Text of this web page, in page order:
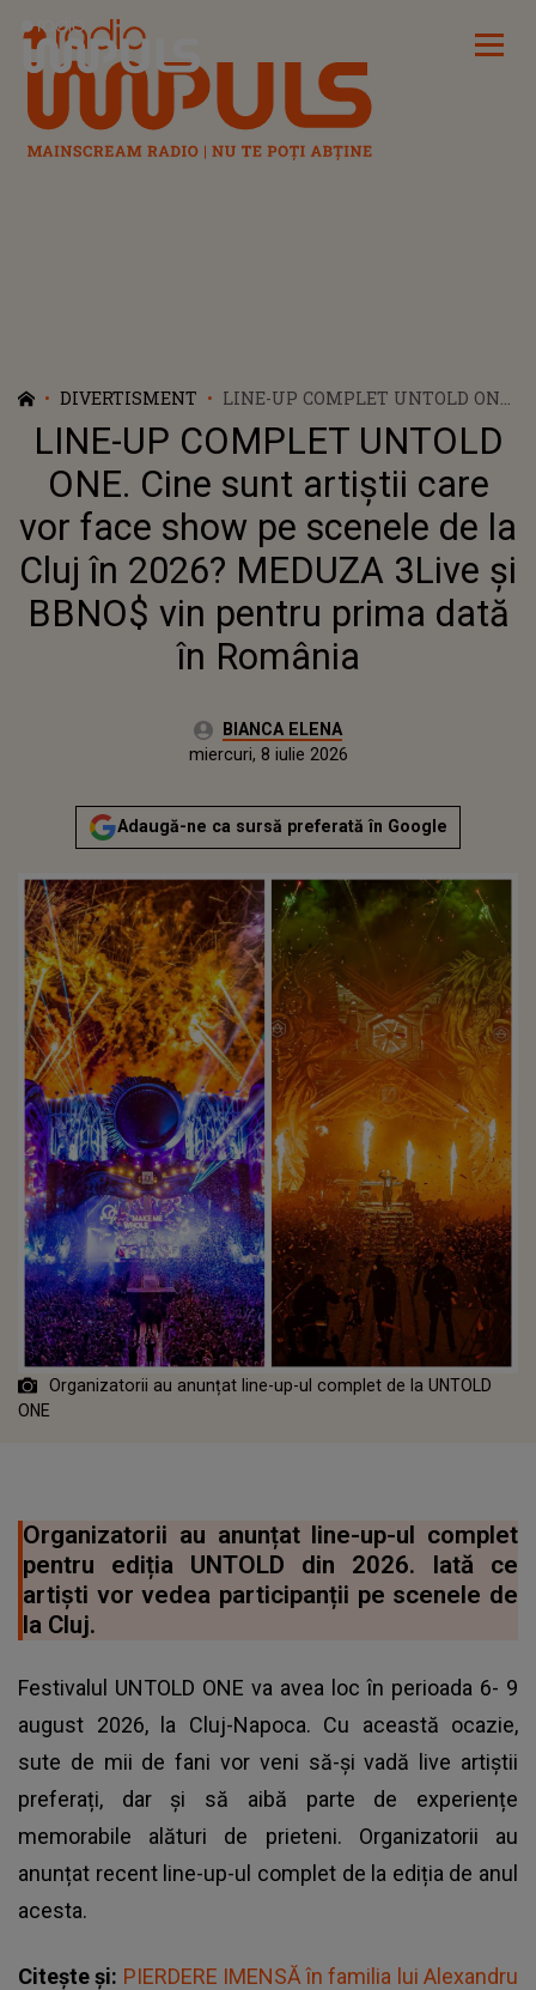
Radio Impuls
DIVERTISMENT
LINE-UP COMPLET UNTOLD ONE.
CINE SUNT ARTIȘTII CARE VOR
FACE SHOW PE SCENELE DE LA
CLUJ ÎN 2026? MEDUZA 3LIVE ŞI
BBNO$ VIN PENTRU PRIMA
DATĂ ÎN ROMÂNIA
LINE-UP COMPLET UNTOLD
ONE. Cine sunt artiștii care
vor face show pe scenele de la
Cluj în 2026? MEDUZA 3Live şi
BBNO$ vin pentru prima dată
în România
Autor:BIANCA ELENA
Publicat:
miercuri, 8 iulie 2026
Adaugă-ne ca sursă preferată în Google
Organizatorii au anunțat line-up-ul complet de la UNTOLD
ONE
Organizatorii au anunțat line-up-ul complet
pentru ediția UNTOLD din 2026. Iată ce
artiști vor vedea participanții pe scenele de
la Cluj.
Festivalul UNTOLD ONE va avea loc în perioada 6- 9
august 2026, la Cluj-Napoca. Cu această ocazie,
sute de mii de fani vor veni să-și vadă live artiștii
preferați, dar și să aibă parte de experiențe
memorabile alături de prieteni. Organizatorii au
anunțat recent line-up-ul complet de la ediția de anul
acesta.
Citește și: PIERDERE IMENSĂ în familia lui Alexandru